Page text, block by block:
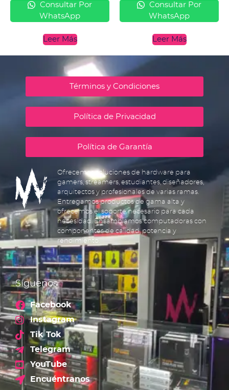
Consultar Por
WhatsApp
Leer Más
Consultar Por
WhatsApp
Leer Más
Términos y Condiciones
Política de Privacidad
Política de Garantía
Ofrecemos soluciones de hardware para
gamers, streamers, estudiantes, diseñadores,
arquitectos y profesionales de varias ramas.
Entregamos productos de gama alta y
ofrecemos el soporte necesario para cada
necesidad. Ensamblamos computadoras con
componentes de calidad, potencia y
rendimiento.
Síguenos
Facebook
Instagram
Tik Tok
Telegram
YouTube
Encuéntranos